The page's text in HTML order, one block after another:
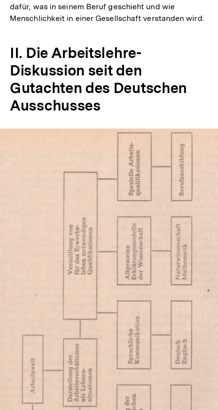
dafür, was in seinem Beruf geschieht und wie
Menschlichkeit in einer Gesellschaft verstanden wird.
II. Die Arbeitslehre-
Diskussion seit den
Gutachten des Deutschen
Ausschusses
Lightbox
öffnen